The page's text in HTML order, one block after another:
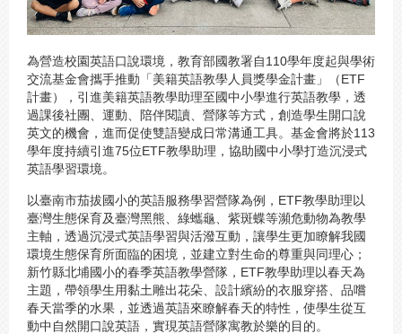
為營造校園英語口說環境，教育部國教署自110學年度起與學術
交流基金會攜手推動「美籍英語教學人員獎學金計畫」（ETF
計畫），引進美籍英語教學助理至國中小學進行英語教學，透
過課後社團、運動、陪伴閱讀、營隊等方式，創造學生開口說
英文的機會，進而促使雙語變成日常溝通工具。基金會將於113
學年度持續引進75位ETF教學助理，協助國中小學打造沉浸式
英語學習環境。
以臺南市茄拔國小的英語服務學習營隊為例，ETF教學助理以
臺灣生態保育及臺灣黑熊、綠蠵龜、紫斑蝶等瀕危動物為教學
主軸，透過沉浸式英語學習與活潑互動，讓學生更加瞭解我國
環境生態保育所面臨的困境，並建立對生命的尊重與同理心；
新竹縣北埔國小的春季英語教學營隊，ETF教學助理以春天為
主題，帶領學生用黏土雕出花朵、設計繽紛的衣服穿搭、品嚐
春天當季的水果，並透過英語來瞭解春天的特性，使學生從互
動中自然開口說英語，實現英語營隊寓教於樂的目的。